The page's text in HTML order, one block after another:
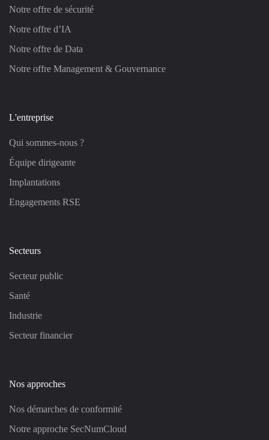
Notre offre de sécurité
Notre offre d’IA
Notre offre de Data
Notre offre Management & Gouvernance
L'entreprise
Qui sommes-nous ?
Équipe dirigeante
Implantations
Engagements RSE
Secteurs
Secteur public
Santé
Industrie
Secteur financier
Nos approches
Nos démarches de conformité
Notre approche SecNumCloud